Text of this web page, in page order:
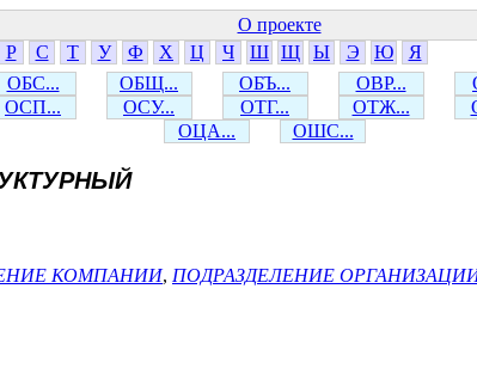
О проекте
Р С Т У Ф Х Ц Ч Ш Щ Ы Э Ю
Я
ОБС... ОБЩ... ОБЪ... ОВР...
ОСП... ОСУ... ОТГ... ОТЖ...
ОЦА...
ОШС...
КОМПАНИИ, ПОДРАЗДЕЛЕНИЕ